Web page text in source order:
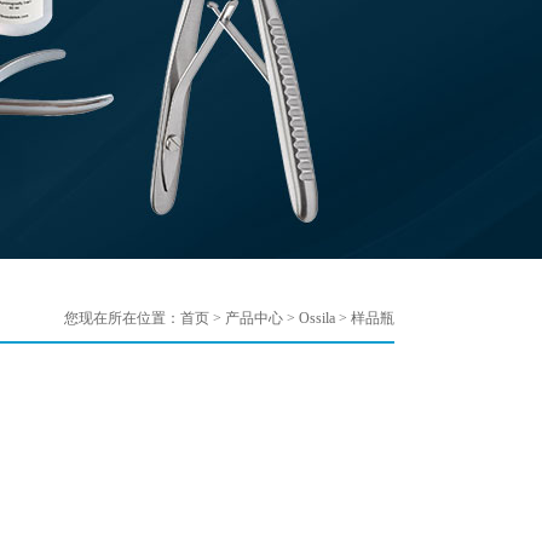
您现在所在位置： 首页 > 产品中心 > Ossila > 样品瓶